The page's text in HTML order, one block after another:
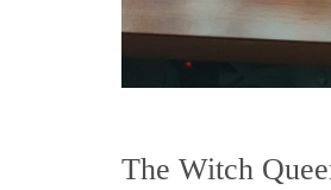
The Witch